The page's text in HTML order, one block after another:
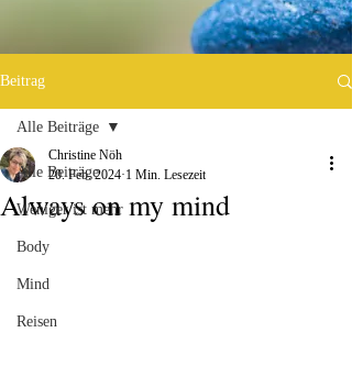
Beitrag
Alle Beiträge
Weniger ist mehr
Body
Mind
Reisen
Alle Beiträge
Always on my mind
Christine Nöh
20. Feb. 2024 1 Min. Lesezeit